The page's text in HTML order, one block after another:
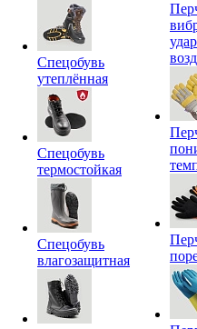
Спецобувь
утеплённая
Спецобувь
термостойкая
Спецобувь
влагозащитная